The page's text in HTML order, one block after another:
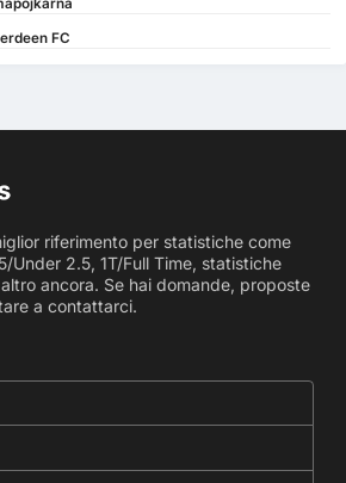
FC
riferimento per statistiche come
Under 2.5, 1T/Full Time, statistiche
ancora. Se hai domande, proposte
a contattarci.